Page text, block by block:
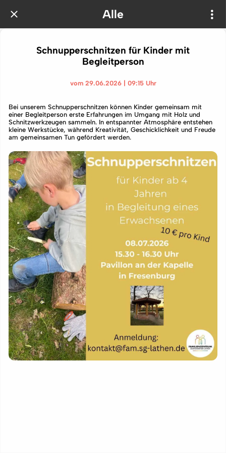
Alle
Schnupperschnitzen für Kinder mit
Begleitperson
vom 29.06.2026 | 09:15 Uhr
Bei unserem Schnupperschnitzen können Kinder gemeinsam mit
einer Begleitperson erste Erfahrungen im Umgang mit Holz und
Schnitzwerkzeugen sammeln. In entspannter Atmosphäre entstehen
kleine Werkstücke, während Kreativität, Geschicklichkeit und Freude
am gemeinsamen Tun gefördert werden.